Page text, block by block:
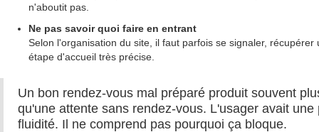
n'aboutit pas.
Ne pas savoir quoi faire en entrant
Selon l'organisation du site, il faut parfois se signaler, récupérer
étape d'accueil très précise.
Un bon rendez-vous mal préparé produit souvent
qu'une attente sans rendez-vous. L'usager avait une
fluidité. Il ne comprend pas pourquoi ça bloque.